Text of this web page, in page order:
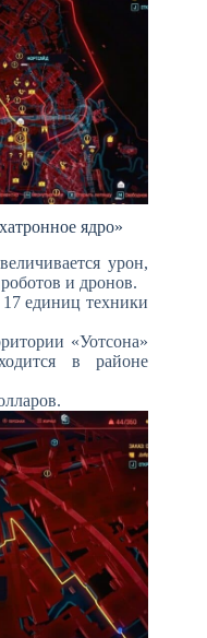
ядро»
урон,
и дронов.
17 единиц техники
«Уотсона»
в районе